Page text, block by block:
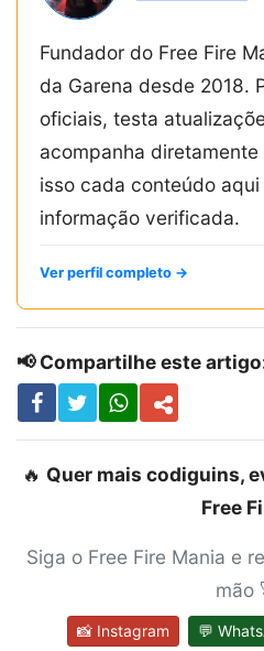
Fundador do Free Fire
da Garena desde 2018.
oficiais, testa
acompanha
isso cada conteúdo
informação verificada.
Ver perfil completo →
📢 Compartilhe este
🔥 Quer mais codiguins,
Free
Siga o Free Fire Mania e
mão
📸 Instagram 💬